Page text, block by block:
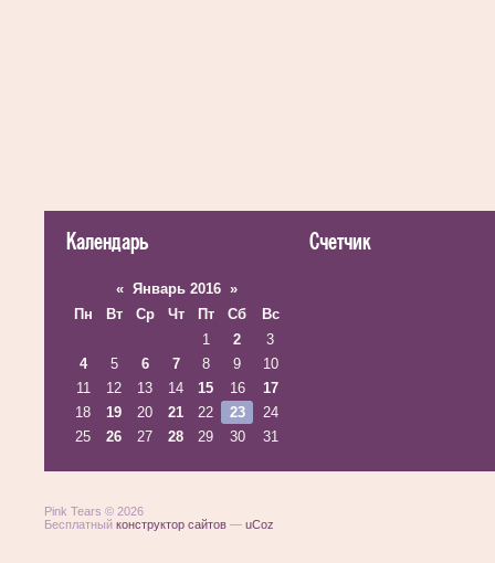
Календарь
« Январь 2016 »
Пн
Вт Ср Чт Пт Сб
Вс
1
2
3
4
5 6 7 8 9
10
11
12 13 14 15 16
17
18
19 20 21 22 23
24
25
26 27 28 29 30 31
Счетчик
Pink Tears © 2026
Бесплатный конструктор сайтов — uCoz